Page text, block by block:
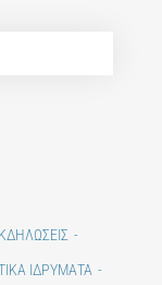
ΙΔΡΥΜΑΤΑ